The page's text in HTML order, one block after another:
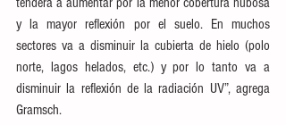
y la mayor reflexión por el suelo. En muchos
sectores va a disminuir la cubierta de hielo (polo
norte, lagos helados, etc.) y por lo tanto va a
disminuir la reflexión de la radiación UV”, agrega
Gramsch.